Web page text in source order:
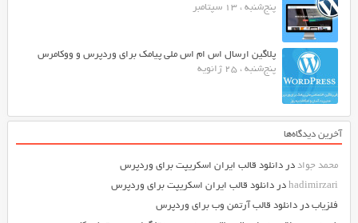
پنج‌شنبه ، 13 سپتامبر
پلاگین ارسال اس ام اس ملی پیامک برای وردپرس و ووکامرس
پنج‌شنبه ، 25 ژانویه
آخرین دیدگاه‌ها
محمد جواددر دانلود قالب ایران اسکریپت برای وردپرس
hadimirzariدر دانلود قالب ایران اسکریپت برای وردپرس
فلزیابدر دانلود قالب آرتمن وب برای وردپرس